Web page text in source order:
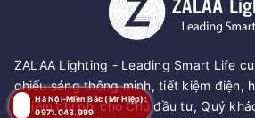
ZALAA Lighting - Leading Smart Life
chiếu sáng thông minh, tiết kiệm điện,
kiệm chi phí cho Chủ đầu tư, Quý
Hà Nội-Miền Bắc (Mr Hiệp):
0971.043.999